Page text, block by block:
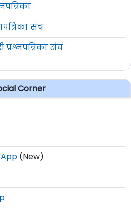
संच
संच
Corner
App (New)